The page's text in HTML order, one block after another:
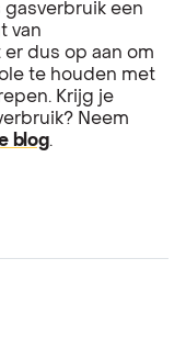
een
van
dus op aan om
te houden met
Krijg je
Neem
blog.